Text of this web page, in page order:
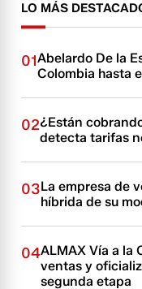
LO MÁS
01Abelardo De la
Colombia hasta
02¿Están
detecta tarifas
03La empresa de
híbrida de su
04ALMAX Vía a la
ventas y
segunda etapa